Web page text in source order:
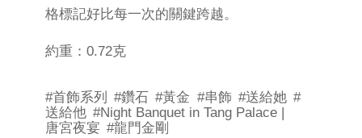
格標記好比每一次的關鍵跨越。
約重：0.72克
#首飾系列 #鑽石 #黃金 #串飾 #送給她 #
送給他 #Night Banquet in Tang Palace |
唐宮夜宴 #龍門金剛